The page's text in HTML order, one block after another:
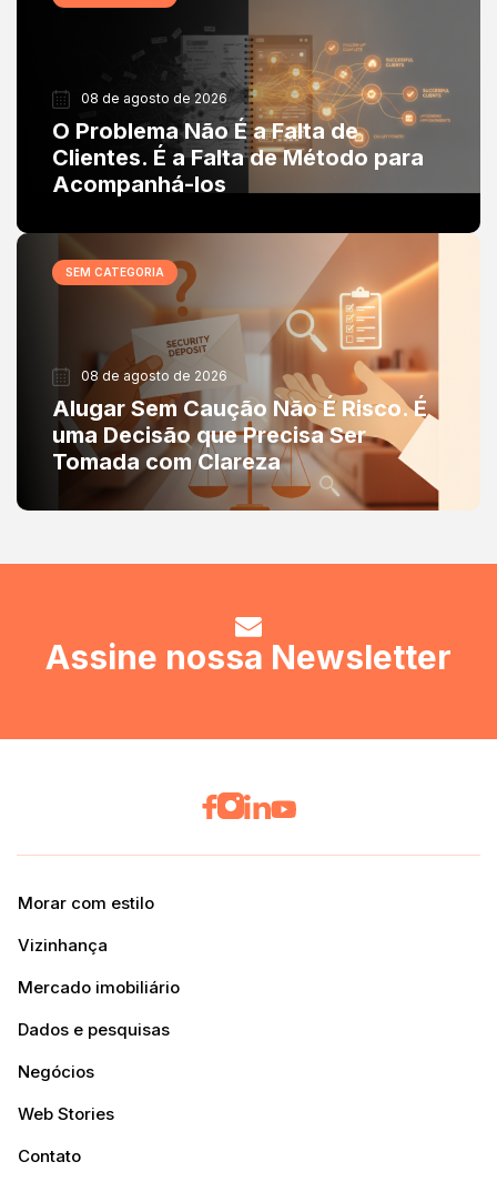
08 de agosto de 2026
O Problema Não É a Falta de
Clientes. É a Falta de Método para
Acompanhá-los
SEM CATEGORIA
08 de agosto de 2026
Alugar Sem Caução Não É Risco. É
uma Decisão que Precisa Ser
Tomada com Clareza
Assine nossa Newsletter
Morar com estilo
Vizinhança
Mercado imobiliário
Dados e pesquisas
Negócios
Web Stories
Contato